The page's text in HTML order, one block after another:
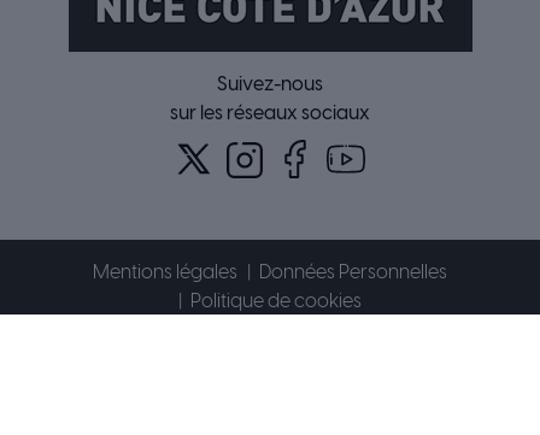
Suivez-nous
sur les réseaux sociaux
Mentions légales
Données Personnelles
Politique de cookies